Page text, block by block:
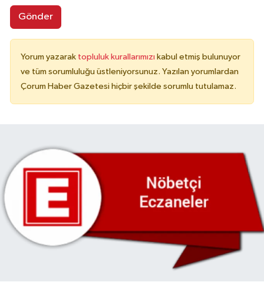
Gönder
Yorum yazarak topluluk kurallarımızı kabul etmiş bulunuyor
ve tüm sorumluluğu üstleniyorsunuz. Yazılan yorumlardan
Çorum Haber Gazetesi hiçbir şekilde sorumlu tutulamaz.